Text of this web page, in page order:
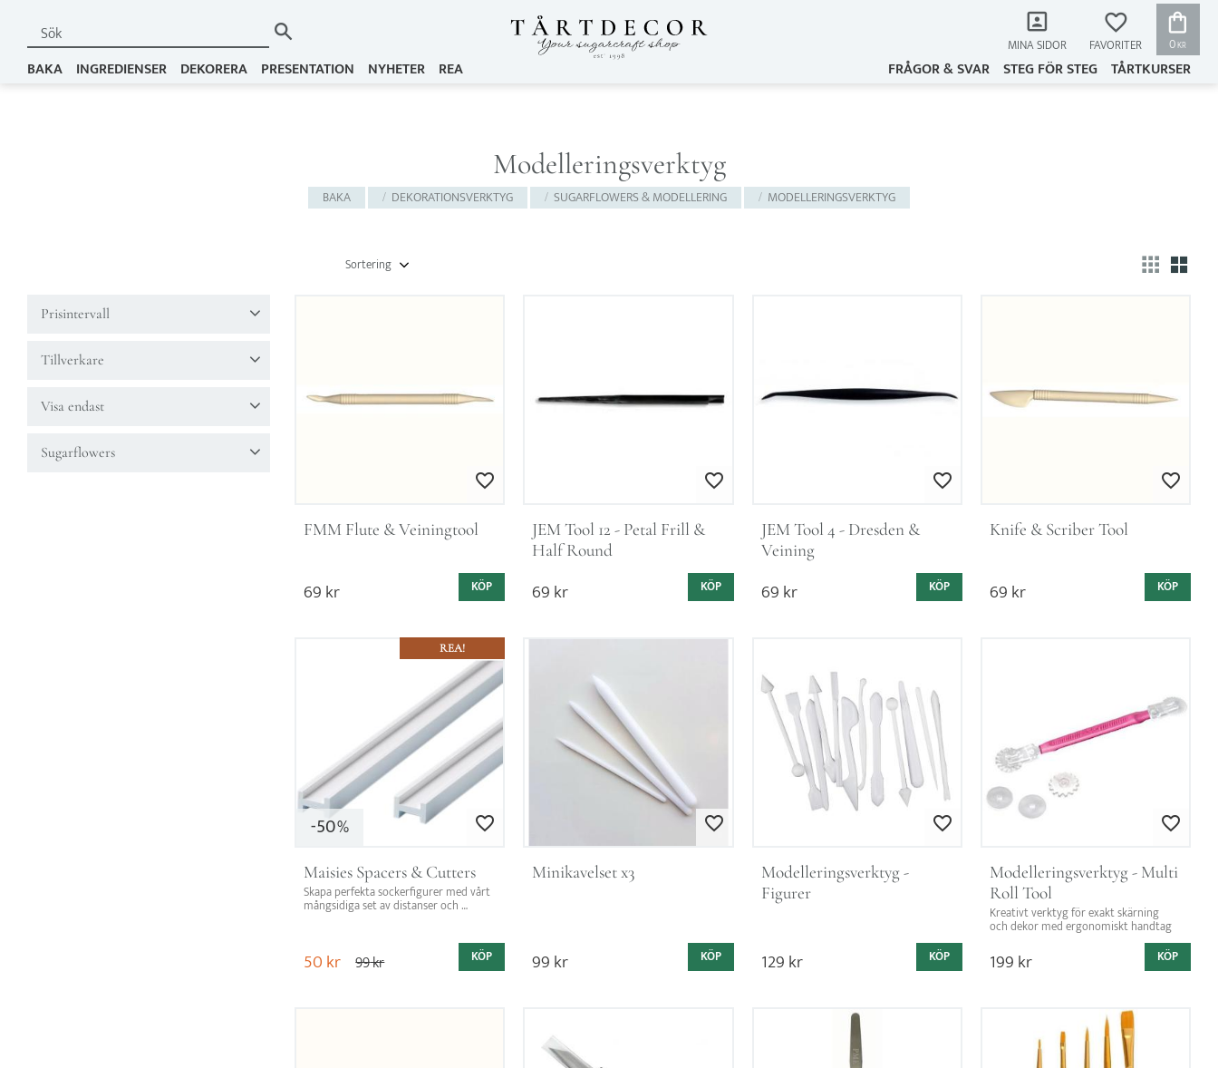
MINA SIDOR
FAVORITER
0KR
BAKA INGREDIENSER DEKORERA PRESENTATION NYHETER REA FRÅGOR & SVAR STEG FÖR STEG TÅRTKURSER
Modelleringsverktyg
BAKA DEKORATIONSVERKTYG SUGARFLOWERS & MODELLERING MODELLERINGSVERKTYG
Prisintervall
Tillverkare
PME 4
Visa fler
Visa endast
Sugarflowers
Välj sortering
Lägg till i favoriter
FMM Flute & Veiningtool
69kr KÖP
Lägg till i favoriter
JEM Tool 12 - Petal Frill &
Half Round
69kr KÖP
Lägg till i favoriter
JEM Tool 4 - Dresden &
Veining
69kr KÖP
Lägg till i
Knife & Scriber Tool
69kr KÖP
Lägg till i favoriter
50%
Maisies Spacers & Cutters
Skapa perfekta sockerfigurer med vårt
mångsidiga set av distanser och
50kr 99kr
REA!
KÖP
Lägg till i favoriter
Minikavelset x3
99kr KÖP
Lägg till i favoriter
Modelleringsverktyg -
Figurer
129kr KÖP
Lägg till i
Modelleringsverktyg - Multi
Roll Tool
Kreativt verktyg för exakt skärning
och dekor med ergonomiskt handtag
199kr KÖP